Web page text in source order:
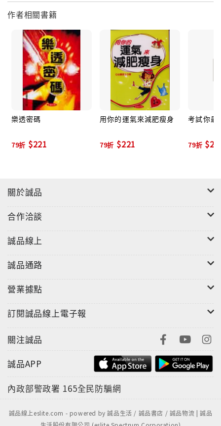
作者相關書籍
樂透密碼
79折 $221
用你的運氣來減肥瘦身
79折 $221
考試你最
79折
關於誠品
合作洽談
誠品線上
誠品通路
營業據點
訂閱誠品線上電子報
關注誠品
誠品APP
內政部警政署 165全民防騙網
誠品線上eslite.com - powered by 誠品生活 / 誠品書店 / 誠品物流 | 誠品